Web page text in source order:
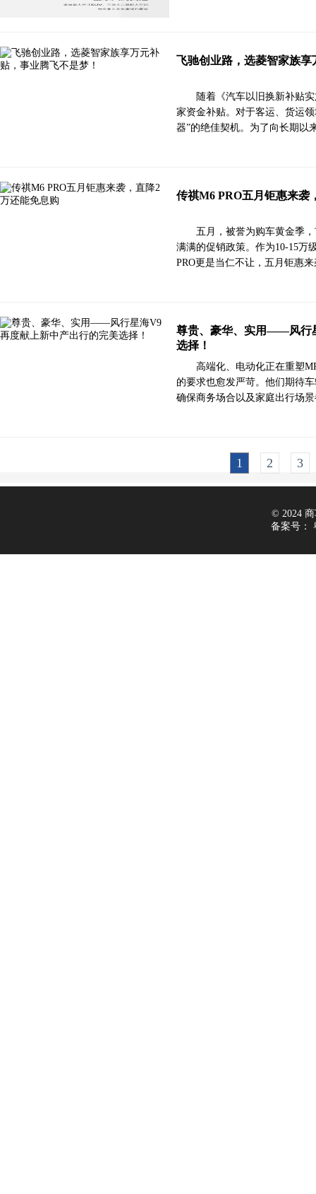
飞驰创业路，选菱智家族
随着《汽车以旧换新补贴
家资金补贴。对于客运、货运
器”的绝佳契机。为了向长期
传祺M6 PRO五月钜惠来袭
五月，被誉为购车黄金季
满满的促销政策。作为10-15万
PRO更是当仁不让，五月钜惠
尊贵、豪华、实用——风行
选择！
高端化、电动化正在重塑
的要求也愈发严苛。他们期待
确保商务场合以及家庭出行场
1 2 3
© 2024 商
备案号：